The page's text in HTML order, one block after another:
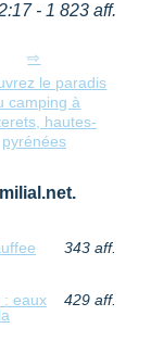
- 1 823 aff.
le paradis
camping à
hautes-
pyrénées
343 aff.
: eaux
429 aff.